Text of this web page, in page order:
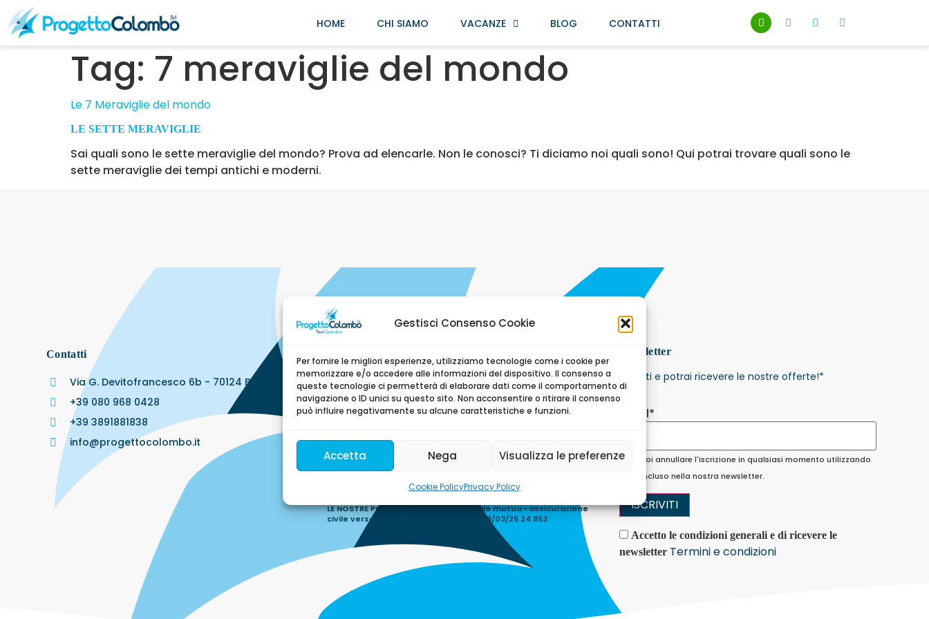
Gestisci Consenso Cookie
Per fornire le migliori esperienze, utilizziamo tecnologie come i cookie per
memorizzare e/o accedere alle informazioni del dispositivo. Il consenso a
queste tecnologie ci permetterà di elaborare dati come il comportamento di
navigazione o ID unici su questo sito. Non acconsentire o ritirare il consenso
può influire negativamente su alcune caratteristiche e funzioni.
Accetta Nega Visualizza le preferenze
Cookie PolicyPrivacy Policy
HOME CHI SIAMO VACANZE BLOG CONTATTI
Tag: 7 meraviglie del mondo
Le 7 Meraviglie del mondo
LE SETTE MERAVIGLIE
Sai quali sono le sette meraviglie del mondo? Prova ad elencarle. Non le conosci? Ti diciamo noi quali sono! Qui potrai trovare quali sono le
sette meraviglie dei tempi antichi e moderni.
Contatti
Via G. Devitofrancesco 6b - 70124 Bari
+39 080 968 0428
+39 3891881838
info@progettocolombo.it
Agenzia Sede Legale
Termini e condizioni
Cookie Policy
Assicurazione Viaggi
LE NOSTRE POLIZZE ASSICURATIVE ▪ Reale mutua ▪ assicurazione
civile verso terzi numero polizza: 20 23/03/25 24 853
Newsletter
Iscriviti e potrai ricevere le nostre offerte!*
Email*
N.B. Puoi annullare l'iscrizione in qualsiasi momento utilizzando
il link incluso nella nostra newsletter.
Accetto le condizioni generali e di ricevere le
newsletter Termini e condizioni